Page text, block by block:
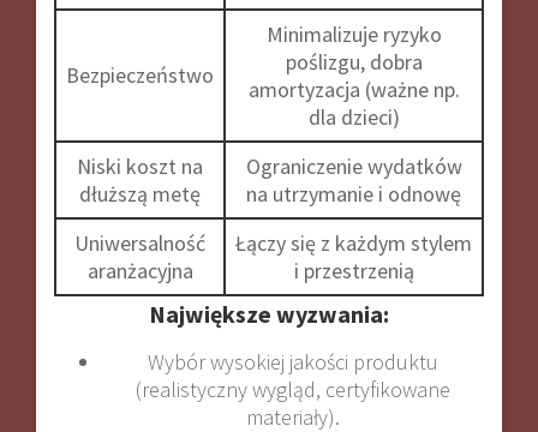
Bezpieczeństwo
Minimalizuje ryzyko
poślizgu, dobra
amortyzacja (ważne np.
dla dzieci)
Niski koszt na
dłuższą metę
Ograniczenie wydatków
na utrzymanie i odnowę
Uniwersalność
aranżacyjna
Łączy się z każdym stylem
i przestrzenią
Największe wyzwania:
Wybór wysokiej jakości produktu
(realistyczny wygląd, certyfikowane
materiały).